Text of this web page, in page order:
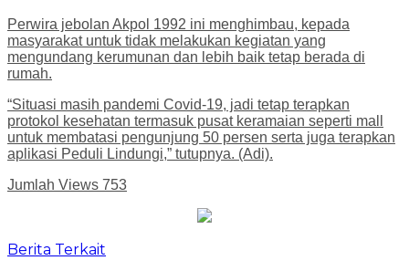
Perwira jebolan Akpol 1992 ini menghimbau, kepada
masyarakat untuk tidak melakukan kegiatan yang
mengundang kerumunan dan lebih baik tetap berada di
rumah.
“Situasi masih pandemi Covid-19, jadi tetap terapkan
protokol kesehatan termasuk pusat keramaian seperti mall
untuk membatasi pengunjung 50 persen serta juga terapkan
aplikasi Peduli Lindungi,” tutupnya. (Adi).
Jumlah Views 753
Berita Terkait